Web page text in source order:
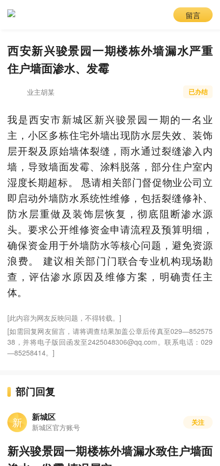
留言
西安新兴骏景园一期楼栋外墙漏水严重
住户墙面渗水、发霉
业主胡某 已办结
我是西安市新城区新兴骏景园一期的一名业
主，小区多栋住宅外墙出现防水层失效、装饰
层开裂及原始墙体裂缝，雨水通过裂缝渗入内
墙，导致墙面发霉、涂料脱落，部分住户室内
湿度长期超标。 恳请相关部门督促物业公司立
即启动外墙防水系统性维修，包括裂缝修补、
防水层重做及装饰层恢复，彻底阻断渗水源
头。要求公开维修资金申请流程及预算明细，
确保资金用于外墙防水等核心问题，避免资源
浪费。 建议相关部门门联合专业机构现场勘
查，评估渗水原因及维修方案，明确责任主
体。
[此内容为网友反映问题，不得转载。]
[如需回复网友留言，请将调查结果加盖公章后传真至029—852575
38，并将电子版回函发至2425048306@qq.com。联系电话：029
—85258414。]
部门回复
新 新城区
新城区官方账号
关注
新兴骏景园一期楼栋外墙漏水致住户墙面